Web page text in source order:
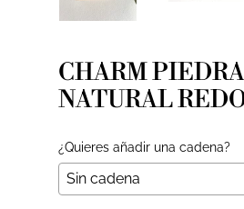
CHARM PIEDRA
NATURAL
¿Quieres añadir una cadena?